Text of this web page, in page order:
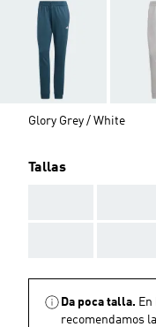
Glory Grey / White
Tallas
Da poca talla.
recomendamos